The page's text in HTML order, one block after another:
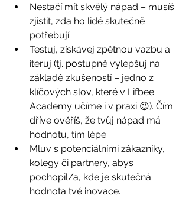
Nestačí mít skvělý nápad – musíš
zjistit, zda ho lidé skutečně
potřebují.
Testuj, získávej zpětnou vazbu a
iteruj (tj. postupně vylepšuj na
základě zkušeností – jedno z
klíčových slov, které v Lifbee
Academy učíme i v praxi 😉). Čím
dříve ověříš, že tvůj nápad má
hodnotu, tím lépe.
Mluv s potenciálními zákazníky,
kolegy či partnery, abys
pochopil/a, kde je skutečná
hodnota tvé inovace.